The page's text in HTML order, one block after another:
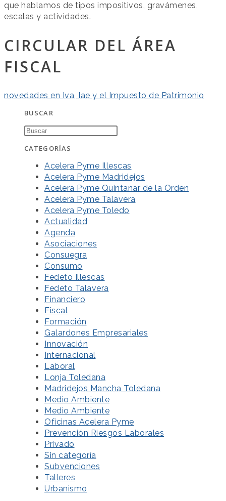
que hablamos de tipos impositivos, gravámenes,
escalas y actividades.
CIRCULAR DEL ÁREA
FISCAL
novedades en Iva, Iae y el Impuesto de Patrimonio
BUSCAR
CATEGORÍAS
Acelera Pyme Illescas
Acelera Pyme Madridejos
Acelera Pyme Quintanar de la Orden
Acelera Pyme Talavera
Acelera Pyme Toledo
Actualidad
Agenda
Asociaciones
Consuegra
Consumo
Fedeto Illescas
Fedeto Talavera
Financiero
Fiscal
Formación
Galardones Empresariales
Innovación
Internacional
Laboral
Lonja Toledana
Madridejos Mancha Toledana
Medio Ambiente
Medio Ambiente
Oficinas Acelera Pyme
Prevención Riesgos Laborales
Privado
Sin categoría
Subvenciones
Talleres
Urbanismo